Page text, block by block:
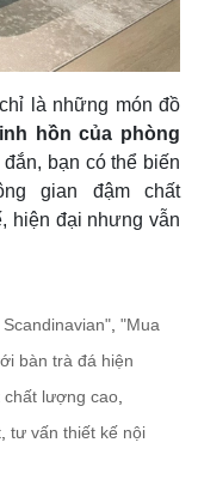
là những món đồ
linh hồn của phòng
bạn có thể biến
gian đậm chất
hiện đại nhưng vẫn
, "Mua
bàn trà đá hiện
chất lượng cao,
, tư vấn thiết kế nội